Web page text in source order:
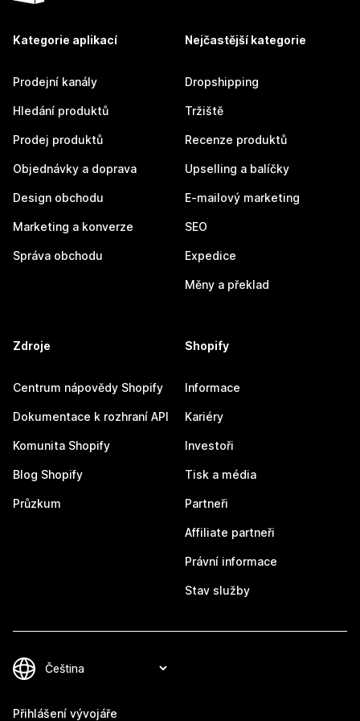
Kategorie aplikací
Prodejní kanály
Hledání produktů
Prodej produktů
Objednávky a doprava
Design obchodu
Marketing a konverze
Správa obchodu
Nejčastější kategorie
Dropshipping
Tržiště
Recenze produktů
Upselling a balíčky
E-mailový marketing
SEO
Expedice
Měny a překlad
Zdroje
Centrum nápovědy Shopify
Dokumentace k rozhraní API
Komunita Shopify
Blog Shopify
Průzkum
Shopify
Informace
Kariéry
Investoři
Tisk a média
Partneři
Affiliate partneři
Právní informace
Stav služby
Přihlášení vývojáře